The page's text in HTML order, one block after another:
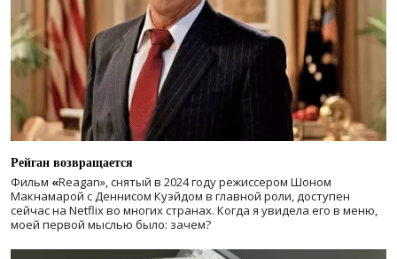
Рейган возвращается
Фильм «Reagan», снятый в 2024 годурежиссером Шоном
Макнамарой с Деннисом Куэйдом в главной роли, доступен
сейчас на Netflix во многих странах. Когда я увидела его в меню,
моей первой мыслью было: зачем?